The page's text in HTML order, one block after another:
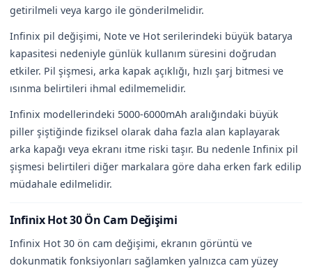
getirilmeli veya kargo ile gönderilmelidir.
Infinix pil değişimi, Note ve Hot serilerindeki büyük batarya
kapasitesi nedeniyle günlük kullanım süresini doğrudan
etkiler. Pil şişmesi, arka kapak açıklığı, hızlı şarj bitmesi ve
ısınma belirtileri ihmal edilmemelidir.
Infinix modellerindeki 5000-6000mAh aralığındaki büyük
piller şiştiğinde fiziksel olarak daha fazla alan kaplayarak
arka kapağı veya ekranı itme riski taşır. Bu nedenle Infinix pil
şişmesi belirtileri diğer markalara göre daha erken fark edilip
müdahale edilmelidir.
Infinix Hot 30 Ön Cam Değişimi
Infinix Hot 30 ön cam değişimi, ekranın görüntü ve
dokunmatik fonksiyonları sağlamken yalnızca cam yüzey